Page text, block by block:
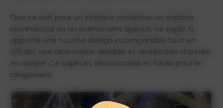
Que ce soit pour un intérieur moderne, un espace
commercial ou un événement spécial, ce sapin XL
apporte une touche design incomparable tout en
offrant une alternative durable et réutilisable d’année
en année. Ce sapin et démontable et facile pour le
rangement.